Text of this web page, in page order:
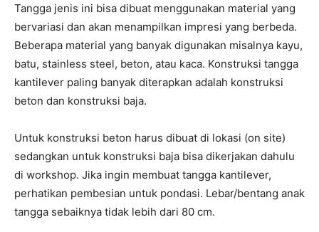
Tangga jenis ini bisa dibuat menggunakan material yang
bervariasi dan akan menampilkan impresi yang berbeda.
Beberapa material yang banyak digunakan misalnya kayu,
batu, stainless steel, beton, atau kaca. Konstruksi tangga
kantilever paling banyak diterapkan adalah konstruksi
beton dan konstruksi baja.
Untuk konstruksi beton harus dibuat di lokasi (on site)
sedangkan untuk konstruksi baja bisa dikerjakan dahulu
di workshop. Jika ingin membuat tangga kantilever,
perhatikan pembesian untuk pondasi. Lebar/bentang anak
tangga sebaiknya tidak lebih dari 80 cm.